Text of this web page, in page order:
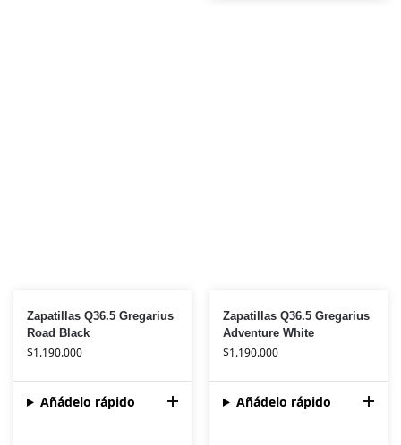
Zapatillas Q36.5 Gregarius
Road Black
$1.190.000
Añádelo rápido
Zapatillas Q36.5 Gregarius
Adventure White
$1.190.000
Añádelo rápido